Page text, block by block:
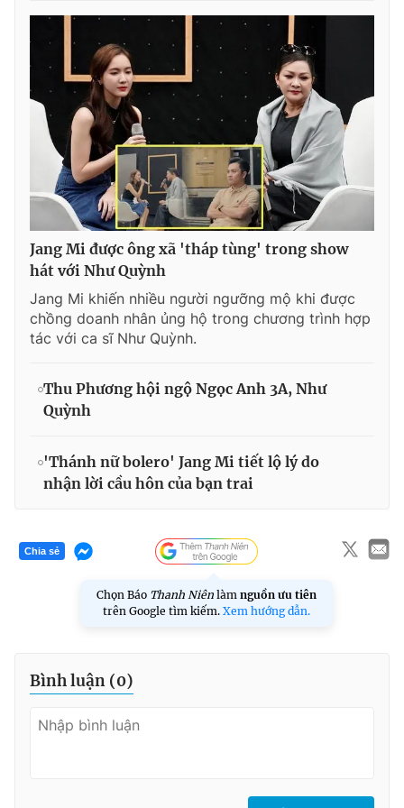
Jang Mi được ông xã 'tháp tùng' trong show
hát với Như Quỳnh
Jang Mi khiến nhiều người ngưỡng mộ khi được
chồng doanh nhân ủng hộ trong chương trình hợp
tác với ca sĩ Như Quỳnh.
Thu Phương hội ngộ Ngọc Anh 3A, Như
Quỳnh
'Thánh nữ bolero' Jang Mi tiết lộ lý do
nhận lời cầu hôn của bạn trai
Chia sẻ
Chọn Báo Thanh Niên làm nguồn ưu tiên
trên Google tìm kiếm. Xem hướng dẫn.
Bình luận (0)